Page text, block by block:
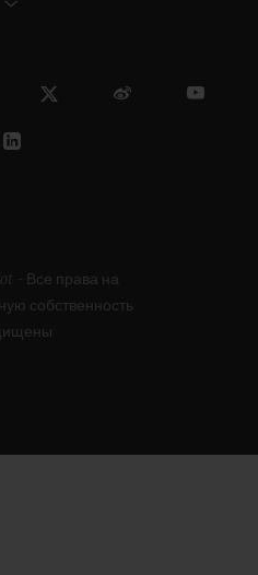
- Все права на
собственность